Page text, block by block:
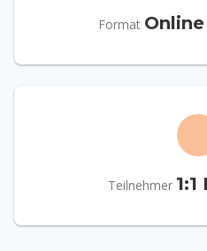
Format
Teilnehmer